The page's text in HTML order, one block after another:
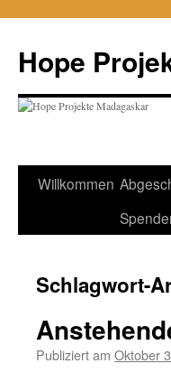
Hope
Zum
Willkommen
Schlagwort-
Publiziert am Oktober